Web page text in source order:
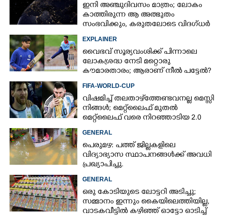
ഇനി അഞ്ചുദിവസം മാത്രം; ലോകം
കാത്തിരുന്ന ആ അത്ഭുതം
സംഭവിക്കും, കരുതലോടെ വിദഗ്ധർ
EXPLAINER
വൈഭവ് സൂര്യവംശിക്ക് പിന്നാലെ
ലോകശ്രദ്ധ നേടി മറ്റൊരു
കൗമാരതാരം; ആരാണ് നീൽ പട്ടേൽ?
FIFA-WORLD-CUP
വിഷമിച്ച് തലതാഴ്‌ത്തേണ്ടവനല്ല മെസ്സി
നിങ്ങള്‍; മെറ്റ്‌ലൈഫ് മുതല്‍
മെറ്റ്‌ലൈഫ് വരെ നിറഞ്ഞാടിയ 2.0
GENERAL
പെരുമഴ: പത്ത് ജില്ലകളിലെ
വിദ്യാഭ്യാസ സ്ഥാപനങ്ങൾക്ക് അവധി
പ്രഖ്യാപിച്ചു.
GENERAL
ഒരു കോടിയുടെ ലോട്ടറി അടിച്ചു;
സമ്മാനം ഇന്നും കൈയിലെത്തിയില്ല,
വാടകവീട്ടിൽ കഴിഞ്ഞ് ഓട്ടോ ഓടിച്ച്
Share this link
Copy Link